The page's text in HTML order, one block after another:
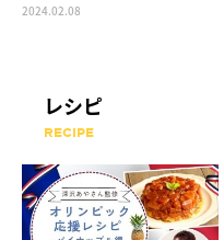
2024.02.08
レシピ
RECIPE